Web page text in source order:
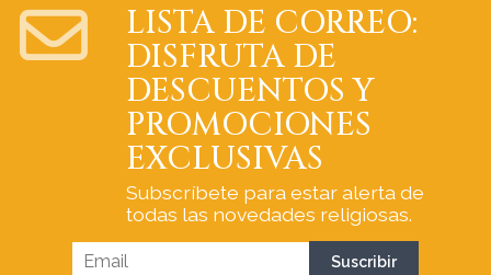
LISTA DE CORREO:
DISFRUTA DE
DESCUENTOS Y
PROMOCIONES
EXCLUSIVAS
Subscríbete para estar alerta de
todas las novedades religiosas.